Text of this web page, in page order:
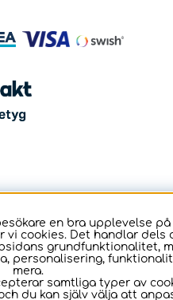
en bra upplevelse på
vi cookies. Det handlar dels
grundfunktionalitet,
personalisering,
mera.
samtliga typer av
du kan själv välja att